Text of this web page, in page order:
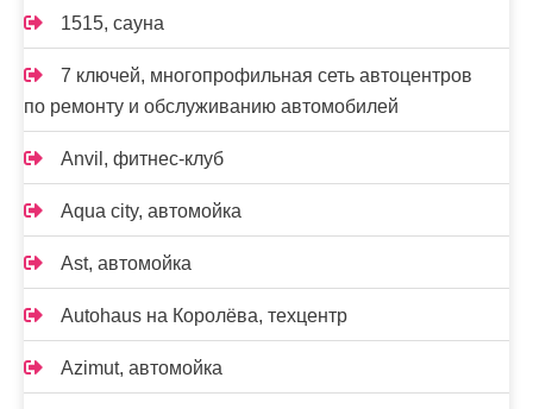
1515, сауна
7 ключей, многопрофильная сеть автоцентров
по ремонту и обслуживанию автомобилей
Anvil, фитнес-клуб
Aqua city, автомойка
Ast, автомойка
Autohaus на Королёва, техцентр
Azimut, автомойка